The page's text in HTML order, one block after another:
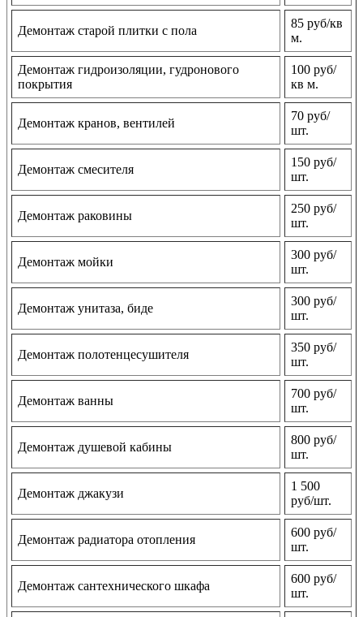
Демонтаж старой плитки с пола
85 руб/кв
м.
Демонтаж гидроизоляции, гудронового
покрытия
100 руб/
кв м.
Демонтаж кранов, вентилей
70 руб/
шт.
Демонтаж смесителя
150 руб/
шт.
Демонтаж раковины
250 руб/
шт.
Демонтаж мойки
300 руб/
шт.
Демонтаж унитаза, биде
300 руб/
шт.
Демонтаж полотенцесушителя
350 руб/
шт.
Демонтаж ванны
700 руб/
шт.
Демонтаж душевой кабины
800 руб/
шт.
Демонтаж джакузи
1 500
руб/шт.
Демонтаж радиатора отопления
600 руб/
шт.
Демонтаж сантехнического шкафа
600 руб/
шт.